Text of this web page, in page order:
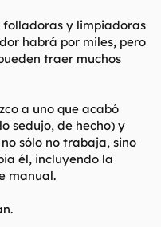
folladoras y limpiadoras
habrá por miles, pero
traer muchos
a uno que acabó
sedujo, de hecho) y
sólo no trabaja, sino
él, incluyendo la
manual.